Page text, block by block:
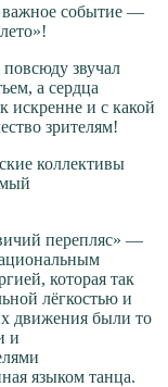
важное событие —
звучал
а сердца
искренне и с какой
зрителям!
коллективы
перепляс» —
которая так
лёгкостью и
движения были то
и
языком танца.